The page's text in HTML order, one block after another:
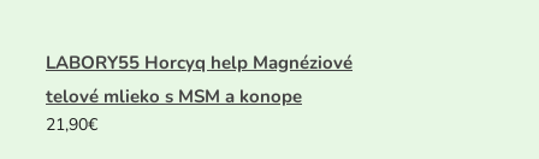
LABORY55 Horcyq help Magnéziové
telové mlieko s MSM a konope
21,90€